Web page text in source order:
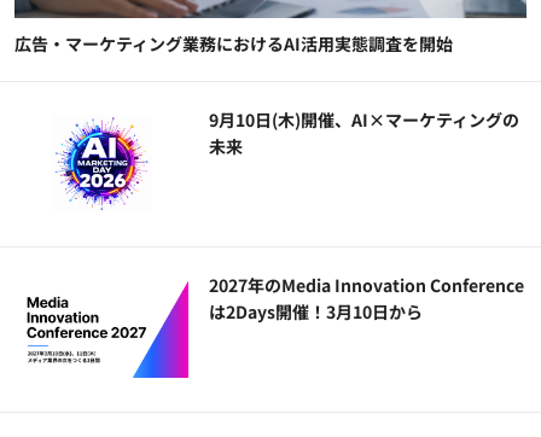
広告・マーケティング業務におけるAI活用実態調査を開始
9月10日(木)開催、AI×マーケティングの
未来
2027年のMedia Innovation Conference
は2Days開催！3月10日から